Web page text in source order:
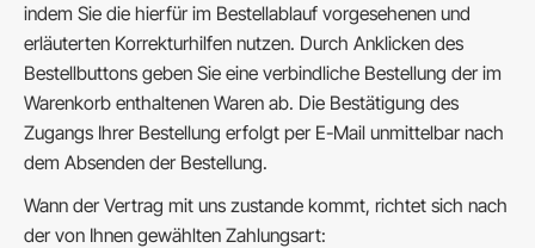
indem Sie die hierfür im Bestellablauf vorgesehenen und
erläuterten Korrekturhilfen nutzen. Durch Anklicken des
Bestellbuttons geben Sie eine verbindliche Bestellung der im
Warenkorb enthaltenen Waren ab. Die Bestätigung des
Zugangs Ihrer Bestellung erfolgt per E-Mail unmittelbar nach
dem Absenden der Bestellung.
Wann der Vertrag mit uns zustande kommt, richtet sich nach
der von Ihnen gewählten Zahlungsart: